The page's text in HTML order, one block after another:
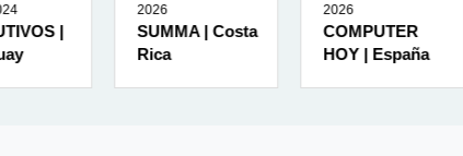
SUMMA | Costa
COMPUTER
HOY | España